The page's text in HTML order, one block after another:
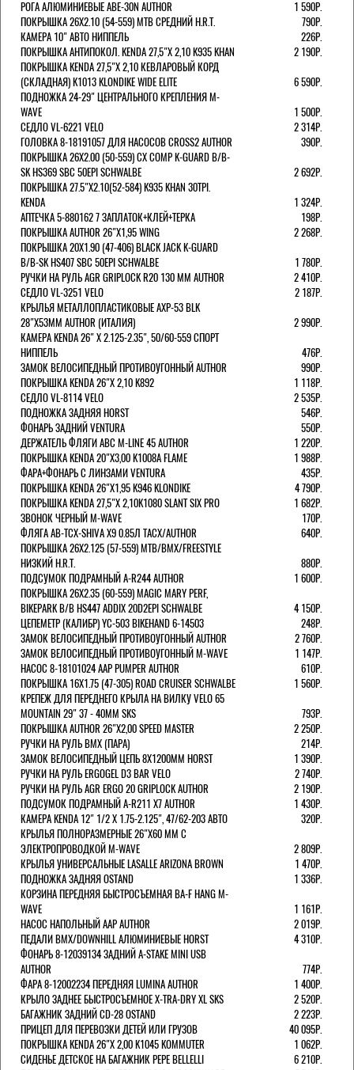
РОГА АЛЮМИНИЕВЫЕ ABE-30N AUTHOR
1 590Р.
ПОКРЫШКА 26X2.10 (54-559) MTB СРЕДНИЙ H.R.T.
790Р.
КАМЕРА 10" АВТО НИППЕЛЬ
226Р.
ПОКРЫШКА АНТИПОКОЛ. KENDA 27,5"Х 2,10 K935 KHAN
2 190Р.
ПОКРЫШКА KENDA 27,5"Х 2,10 КЕВЛАРОВЫЙ КОРД
(СКЛАДНАЯ) K1013 KLONDIKE WIDE ELITE
6 590Р.
ПОДНОЖКА 24-29" ЦЕНТРАЛЬНОГО КРЕПЛЕНИЯ M-
WAVE
1 500Р.
СЕДЛО VL-6221 VELO
2 314Р.
ГОЛОВКА 8-18191057 ДЛЯ НАСОСОВ CROSS2 AUTHOR
390Р.
ПОКРЫШКА 26X2.00 (50-559) CX COMP K-GUARD B/B-
SK HS369 SBC 50EPI SCHWALBE
2 692Р.
ПОКРЫШКА 27.5"Х2.10(52-584) K935 KHAN 30TPI.
KENDA
1 324Р.
АПТЕЧКА 5-880162 7 ЗАПЛАТОК+КЛЕЙ+ТЕРКА
198Р.
ПОКРЫШКА AUTHOR 26"Х1,95 WING
2 268Р.
ПОКРЫШКА 20X1.90 (47-406) BLACK JACK K-GUARD
B/B-SK HS407 SBC 50EPI SCHWALBE
1 780Р.
РУЧКИ НА РУЛЬ AGR GRIPLOCK R20 130 ММ AUTHOR
2 410Р.
СЕДЛО VL-3251 VELO
2 187Р.
КРЫЛЬЯ МЕТАЛЛОПЛАСТИКОВЫЕ AXP-53 BLK
28"Х53ММ AUTHOR (ИТАЛИЯ)
2 990Р.
КАМЕРА KENDA 26" Х 2.125-2.35", 50/60-559 СПОРТ
НИППЕЛЬ
476Р.
ЗАМОК ВЕЛОСИПЕДНЫЙ ПРОТИВОУГОННЫЙ AUTHOR
990Р.
ПОКРЫШКА KENDA 26"Х 2,10 K892
1 118Р.
СЕДЛО VL-8114 VELO
2 535Р.
ПОДНОЖКА ЗАДНЯЯ HORST
546Р.
ФОНАРЬ ЗАДНИЙ VENTURA
550Р.
ДЕРЖАТЕЛЬ ФЛЯГИ АВС M-LINE 45 AUTHOR
1 220Р.
ПОКРЫШКА KENDA 20"Х3,00 K1008A FLAME
1 988Р.
ФАРА+ФОНАРЬ С ЛИНЗАМИ VENTURA
435Р.
ПОКРЫШКА KENDA 26"Х1,95 K946 KLONDIKE
4 790Р.
ПОКРЫШКА KENDA 27,5"Х 2,10K1080 SLANT SIX PRO
1 682Р.
ЗВОНОК ЧЕРНЫЙ M-WAVE
170Р.
ФЛЯГА AB-TCX-SHIVA X9 0.85Л TACX/AUTHOR
640Р.
ПОКРЫШКА 26X2.125 (57-559) MTB/BMX/FREESTYLE
НИЗКИЙ H.R.T.
880Р.
ПОДСУМОК ПОДРАМНЫЙ A-R244 AUTHOR
1 600Р.
ПОКРЫШКА 26X2.35 (60-559) MAGIC MARY PERF,
BIKEPARK B/B HS447 ADDIX 20D2EPI SCHWALBE
4 150Р.
ЦЕПЕМЕТР (КАЛИБР) YC-503 BIKEHAND 6-14503
248Р.
ЗАМОК ВЕЛОСИПЕДНЫЙ ПРОТИВОУГОННЫЙ AUTHOR
2 760Р.
ЗАМОК ВЕЛОСИПЕДНЫЙ ПРОТИВОУГОННЫЙ M-WAVE
1 147Р.
НАСОС 8-18101024 AAP PUMPER AUTHOR
610Р.
ПОКРЫШКА 16X1.75 (47-305) ROAD CRUISER SCHWALBE
1 560Р.
КРЕПЕЖ ДЛЯ ПЕРЕДНЕГО КРЫЛА НА ВИЛКУ VELO 65
MOUNTAIN 29" 37 - 40ММ SKS
793Р.
ПОКРЫШКА AUTHOR 26"Х2,00 SPEED MASTER
2 250Р.
РУЧКИ НА РУЛЬ BMX (ПАРА)
214Р.
ЗАМОК ВЕЛОCИПЕДНЫЙ ЦЕПЬ 8Х1200ММ HORST
1 390Р.
РУЧКИ НА РУЛЬ ERGOGEL D3 BAR VELO
2 740Р.
РУЧКИ НА РУЛЬ AGR ERGO 20 GRIPLOCK AUTHOR
2 190Р.
ПОДСУМОК ПОДРАМНЫЙ A-R211 X7 AUTHOR
1 430Р.
КАМЕРА KENDA 12" 1/2 Х 1.75-2.125", 47/62-203 АВТО
320Р.
КРЫЛЬЯ ПОЛНОРАЗМЕРНЫЕ 26"Х60 ММ С
ЭЛЕКТРОПРОВОДКОЙ M-WAVE
2 809Р.
КРЫЛЬЯ УНИВЕРСАЛЬНЫЕ LASALLE ARIZONA BROWN
1 470Р.
ПОДНОЖКА ЗАДНЯЯ OSTAND
1 336Р.
КОРЗИНА ПЕРЕДНЯЯ БЫСТРОСЪЕМНАЯ BA-F HANG M-
WAVE
1 161Р.
НАСОС НАПОЛЬНЫЙ AAP AUTHOR
2 019Р.
ПЕДАЛИ BMX/DOWNHILL АЛЮМИНИЕВЫЕ HORST
4 310Р.
ФОНАРЬ 8-12039134 ЗАДНИЙ A-STAKE MINI USB
AUTHOR
774Р.
ФАРА 8-12002234 ПЕРЕДНЯЯ LUMINA AUTHOR
1 400Р.
КРЫЛО ЗАДНЕЕ БЫСТРОСЪЕМНОЕ X-TRA-DRY XL SKS
2 520Р.
БАГАЖНИК ЗАДНИЙ CD-28 OSTAND
2 223Р.
ПРИЦЕП ДЛЯ ПЕРЕВОЗКИ ДЕТЕЙ ИЛИ ГРУЗОВ
40 095Р.
ПОКРЫШКА KENDA 26"Х 2,00 K1045 KOMMUTER
1 062Р.
СИДЕНЬЕ ДЕТСКОЕ НА БАГАЖНИК PEPE BELLELLI
6 210Р.